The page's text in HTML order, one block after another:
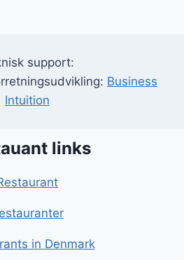
support:
Business
Intuition
links
in Denmark